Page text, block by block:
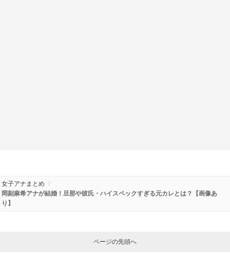
女子アナまとめ
岡副麻希アナが結婚！旦那や彼氏・ハイスペックすぎる元カレとは？【画像あ
り】
ページの先頭へ